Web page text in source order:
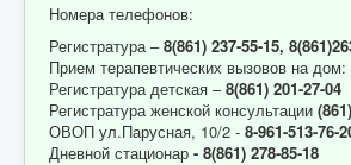
Номера телефонов:
Регистратура –8(861) 237-55-15,
Прием терапевтических вызовов на
Регистратура детская –8(861) 201-27-04
Регистратура женской консультации
ОВОП ул.Парусная, 10/2 - 8-961-513-76-
Дневной стационар - 8(861) 278-85-18